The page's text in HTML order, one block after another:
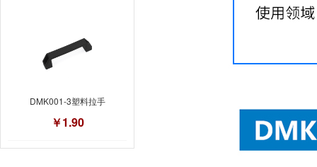
DMK001-3塑料拉手
￥1.90